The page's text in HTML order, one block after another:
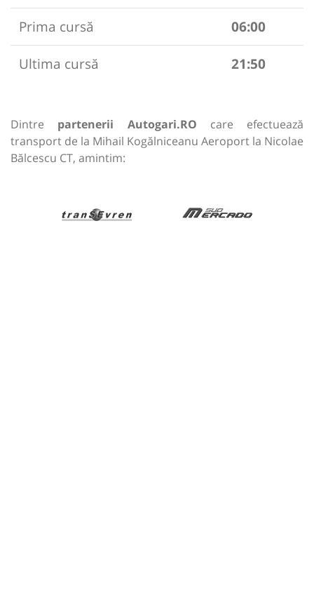
Prima cursă
06:00
Ultima cursă
21:50
Dintre partenerii Autogari.RO care efectuează
transport de la Mihail Kogălniceanu Aeroport la Nicolae
Bălcescu CT, amintim: